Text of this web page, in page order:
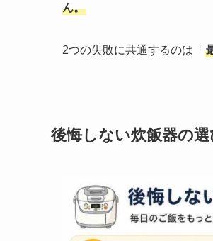
ん。
2つの失敗に共通するのは「
後悔しない炊飯器の